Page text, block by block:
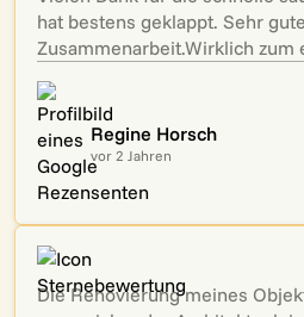
hat bestens geklappt. Sehr
Zusammenarbeit.Wirklich zum
Regine Horsch
vor 2 Jahren
Die Renovierung meines